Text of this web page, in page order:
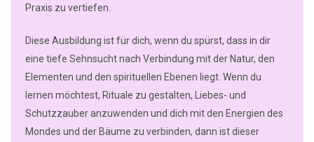
Praxis zu vertiefen.
Diese Ausbildung ist für dich, wenn du spürst, dass in dir
eine tiefe Sehnsucht nach Verbindung mit der Natur, den
Elementen und den spirituellen Ebenen liegt. Wenn du
lernen möchtest, Rituale zu gestalten, Liebes- und
Schutzzauber anzuwenden und dich mit den Energien des
Mondes und der Bäume zu verbinden, dann ist dieser